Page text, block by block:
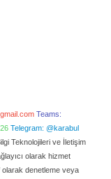
Teams:
Telegram: @karabul
Teknolojileri ve İletişim
olarak hizmet
denetleme veya